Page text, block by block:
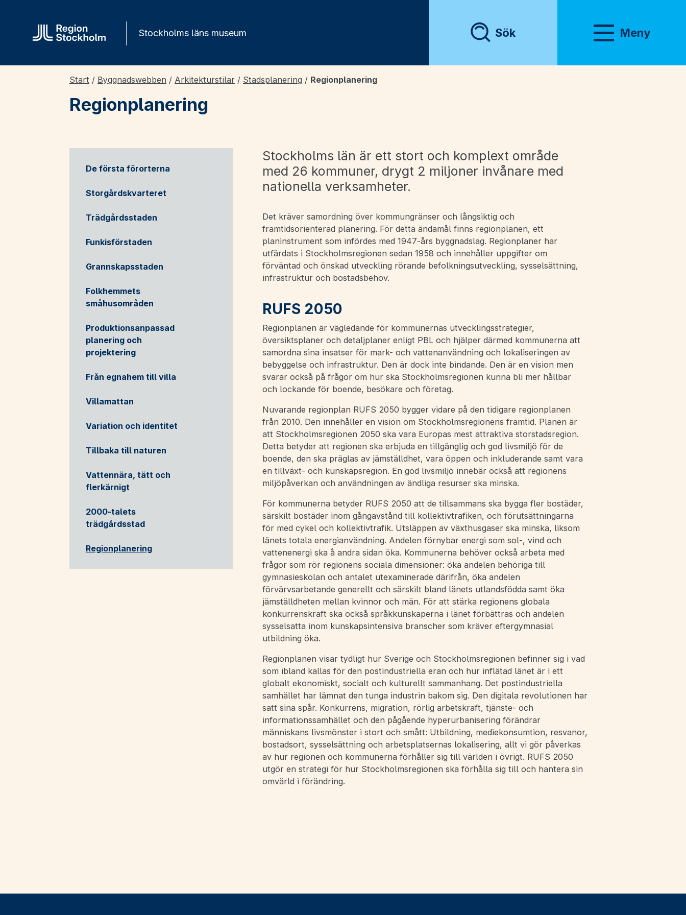
Stockholms läns museum Sök Meny
Visa meny
Start / Byggnadswebben / Arkitekturstilar / Stadsplanering / Regionplanering
Regionplanering
De första förorterna
Storgårdskvarteret
Trädgårdsstaden
Funkisförstaden
Grannskapsstaden
Folkhemmets
småhusområden
Produktionsanpassad
planering och
projektering
Från egnahem till villa
Villamattan
Variation och identitet
Tillbaka till naturen
Vattennära, tätt och
flerkärnigt
2000-talets
trädgårdsstad
Regionplanering
Stockholms län är ett stort och komplext område
med 26 kommuner, drygt 2 miljoner invånare med
nationella verksamheter.
Det kräver samordning över kommungränser och långsiktig och
framtidsorienterad planering. För detta ändamål finns regionplanen, ett
planinstrument som infördes med 1947-års byggnadslag. Regionplaner har
utfärdats i Stockholmsregionen sedan 1958 och innehåller uppgifter om
förväntad och önskad utveckling rörande befolkningsutveckling, sysselsättning,
infrastruktur och bostadsbehov.
RUFS 2050
Regionplanen är vägledande för kommunernas utvecklingsstrategier,
översiktsplaner och detaljplaner enligt PBL och hjälper därmed kommunerna att
samordna sina insatser för mark- och vattenanvändning och lokaliseringen av
bebyggelse och infrastruktur. Den är dock inte bindande. Den är en vision men
svarar också på frågor om hur ska Stockholmsregionen kunna bli mer hållbar
och lockande för boende, besökare och företag.
Nuvarande regionplan RUFS 2050 bygger vidare på den tidigare regionplanen
från 2010. Den innehåller en vision om Stockholmsregionens framtid. Planen är
att Stockholmsregionen 2050 ska vara Europas mest attraktiva storstadsregion.
Detta betyder att regionen ska erbjuda en tillgänglig och god livsmiljö för de
boende, den ska präglas av jämställdhet, vara öppen och inkluderande samt vara
en tillväxt- och kunskapsregion. En god livsmiljö innebär också att regionens
miljöpåverkan och användningen av ändliga resurser ska minska.
För kommunerna betyder RUFS 2050 att de tillsammans ska bygga fler bostäder,
särskilt bostäder inom gångavstånd till kollektivtrafiken, och förutsättningarna
för med cykel och kollektivtrafik. Utsläppen av växthusgaser ska minska, liksom
länets totala energianvändning. Andelen förnybar energi som sol-, vind och
vattenenergi ska å andra sidan öka. Kommunerna behöver också arbeta med
frågor som rör regionens sociala dimensioner: öka andelen behöriga till
gymnasieskolan och antalet utexaminerade därifrån, öka andelen
förvärvsarbetande generellt och särskilt bland länets utlandsfödda samt öka
jämställdheten mellan kvinnor och män. För att stärka regionens globala
konkurrenskraft ska också språkkunskaperna i länet förbättras och andelen
sysselsatta inom kunskapsintensiva branscher som kräver eftergymnasial
utbildning öka.
Regionplanen visar tydligt hur Sverige och Stockholmsregionen befinner sig i vad
som ibland kallas för den postindustriella eran och hur inflätad länet är i ett
globalt ekonomiskt, socialt och kulturellt sammanhang. Det postindustriella
samhället har lämnat den tunga industrin bakom sig. Den digitala revolutionen har
satt sina spår. Konkurrens, migration, rörlig arbetskraft, tjänste- och
informationssamhället och den pågående hyperurbanisering förändrar
människans livsmönster i stort och smått: Utbildning, mediekonsumtion, resvanor,
bostadsort, sysselsättning och arbetsplatsernas lokalisering, allt vi gör påverkas
av hur regionen och kommunerna förhåller sig till världen i övrigt. RUFS 2050
utgör en strategi för hur Stockholmsregionen ska förhålla sig till och hantera sin
omvärld i förändring.